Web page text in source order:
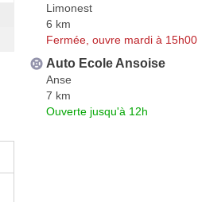
Limonest
6 km
Fermée, ouvre mardi à 15h00
Auto Ecole Ansoise
Anse
7 km
Ouverte jusqu'à 12h